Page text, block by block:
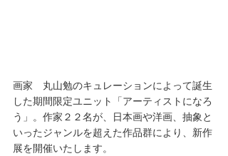
画家　丸山勉のキュレーションによって誕生
した期間限定ユニット「アーティストになろ
う」。作家２２名が、日本画や洋画、抽象と
いったジャンルを超えた作品群により、新作
展を開催いたします。